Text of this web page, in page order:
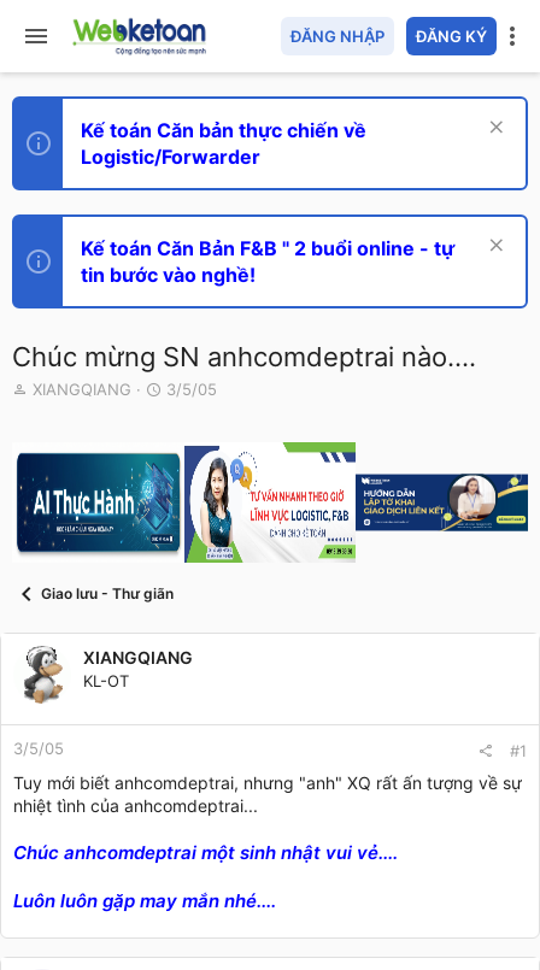
ĐĂNG NHẬP ĐĂNG KÝ
Kế toán Căn bản thực chiến về
Logistic/Forwarder
Kế toán Căn Bản F&B " 2 buổi online - tự
tin bước vào nghề!
Chúc mừng SN anhcomdeptrai nào....
T
e
a
d
s
a
r
XIANGQIANG
N
y
g
ử
i
3/5/05
Giao lưu - Thư giãn
XIANGQIANG
KL-OT
3/5/05 #1
Tuy mới biết anhcomdeptrai, nhưng "anh" XQ rất ấn tượng về sự
nhiệt tình của anhcomdeptrai...
Chúc anhcomdeptrai một sinh nhật vui vẻ....
Luôn luôn gặp may mắn nhé....